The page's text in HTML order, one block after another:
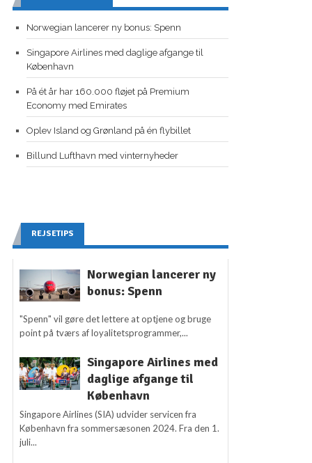
Norwegian lancerer ny bonus: Spenn
Singapore Airlines med daglige afgange til
København
På ét år har 160.000 fløjet på Premium
Economy med Emirates
Oplev Island og Grønland på én flybillet
Billund Lufthavn med vinternyheder
REJSETIPS
Norwegian lancerer ny
bonus: Spenn
"Spenn" vil gøre det lettere at optjene og bruge
point på tværs af loyalitetsprogrammer,...
Singapore Airlines med
daglige afgange til
København
Singapore Airlines (SIA) udvider servicen fra
København fra sommersæsonen 2024. Fra den 1.
juli...